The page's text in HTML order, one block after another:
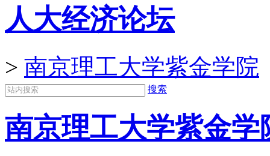
人大经济论坛
> 南京理工大学紫金学院
搜索
南京理工大学紫金学